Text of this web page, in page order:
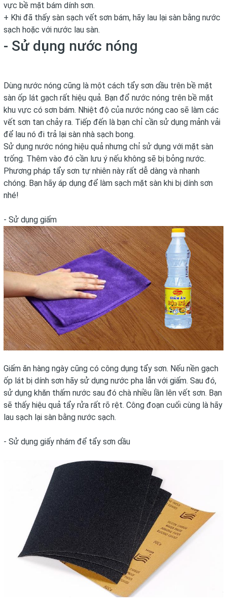
vực bề mặt bám dính sơn.
+ Khi đã thấy sàn sạch vết sơn bám, hãy lau lại sàn bằng nước
sạch hoặc với nước lau sàn.
- Sử dụng nước nóng
Dùng nước nóng cũng là một cách tẩy sơn dầu trên bề mặt
sàn ốp lát gạch rất hiệu quả. Bạn đổ nước nóng trên bề mặt
khu vực có sơn bám. Nhiệt độ của nước nóng cao sẽ làm các
vết sơn tan chảy ra. Tiếp đến là bạn chỉ cần sử dụng mảnh vải
để lau nó đi trả lại sàn nhà sạch bong.
Sử dụng nước nóng hiệu quả nhưng chỉ sử dụng với mặt sàn
trống. Thêm vào đó cần lưu ý nếu không sẽ bị bỏng nước.
Phương pháp tẩy sơn tự nhiên này rất dễ dàng và nhanh
chóng. Bạn hãy áp dụng để làm sạch mặt sàn khi bị dính sơn
nhé!
- Sử dụng giấm
Giấm ăn hàng ngày cũng có công dụng tẩy sơn. Nếu nền gạch
ốp lát bị dính sơn hãy sử dụng nước pha lẫn với giấm. Sau đó,
sử dụng khăn thấm nước sau đó chà nhiều lần lên vết sơn. Bạn
sẽ thấy hiệu quả tẩy rửa rất rõ rệt. Công đoạn cuối cùng là hãy
lau sạch lại sàn bằng nước sạch.
- Sử dụng giấy nhám để tẩy sơn dầu